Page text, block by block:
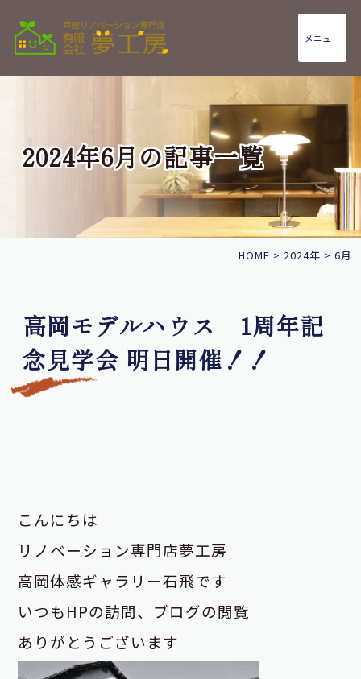
メニュー
2024年6月の記事一覧
HOME > 2024年 > 6月
高岡モデルハウス 1周年記
念見学会 明日開催！！
こんにちは
リノベーション専門店夢工房
高岡体感ギャラリー石飛です
いつもHPの訪問、ブログの閲覧
ありがとうございます